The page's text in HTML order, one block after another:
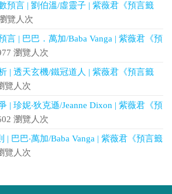
預言 | 劉伯溫/虛靈子 | 紫薇君《預言籤
覽人次
言 | 巴巴．萬加/Baba Vanga | 紫薇君《預
瀏覽人次
| 透天玄機/鐵冠道人 | 紫薇君《預言籤
覽人次
| 珍妮‧狄克遜/Jeanne Dixon | 紫薇君《預
瀏覽人次
| 巴巴‧萬加/Baba Vanga | 紫薇君《預言籤
覽人次